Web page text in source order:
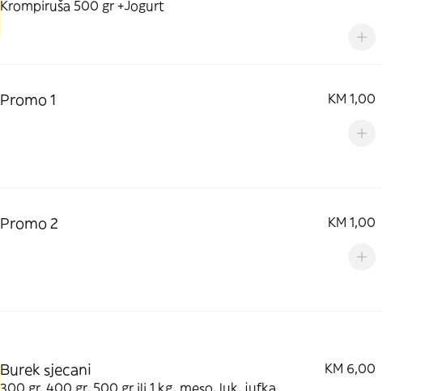
Krompiruša 500 gr +Jogurt
Promo 1 KM 1,00
Promo 2 KM 1,00
Burek sjecani
KM 6,00
300 gr, 400 gr, 500 gr ili 1 kg, meso, luk, jufka